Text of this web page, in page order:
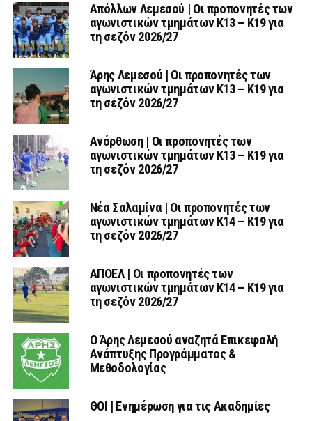
Απόλλων Λεμεσού | Οι προπονητές των
αγωνιστικών τμημάτων Κ13 – Κ19 για
τη σεζόν 2026/27
Άρης Λεμεσού | Οι προπονητές των
αγωνιστικών τμημάτων Κ13 – Κ19 για
τη σεζόν 2026/27
Ανόρθωση | Οι προπονητές των
αγωνιστικών τμημάτων Κ13 – Κ19 για
τη σεζόν 2026/27
Νέα Σαλαμίνα | Οι προπονητές των
αγωνιστικών τμημάτων Κ14 – Κ19 για
τη σεζόν 2026/27
ΑΠΟΕΛ | Οι προπονητές των
αγωνιστικών τμημάτων Κ14 – Κ19 για
τη σεζόν 2026/27
Ο Άρης Λεμεσού αναζητά Επικεφαλή
Ανάπτυξης Προγράμματος &
Μεθοδολογίας
ΘΟΙ | Ενημέρωση για τις Ακαδημίες